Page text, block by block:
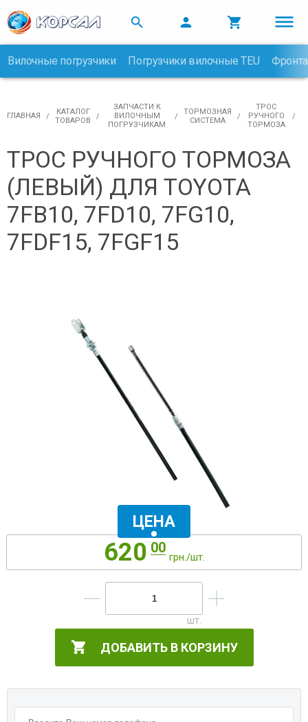
  
Вилочные погрузчики Погрузчики вилочные TEU
ГЛАВНАЯ
КАТАЛОГ
ТОВАРОВ
ЗАПЧАСТИ К
ВИЛОЧНЫМ
ПОГРУЗЧИКАМ
ТОРМОЗНАЯ
СИСТЕМА
ТРОС
РУЧНОГО
ТОРМОЗА
ТРОС РУЧНОГО ТОРМОЗА
(ЛЕВЫЙ) ДЛЯ TOYOTA
7FB10, 7FD10, 7FG10,
7FDF15, 7FGF15
620 00
грн./шт.
ЦЕНА
ДОБАВИТЬ В КОРЗИНУ